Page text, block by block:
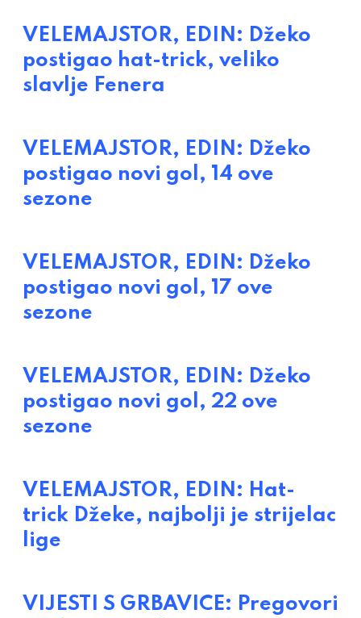
VELEMAJSTOR, EDIN: Džeko
postigao hat-trick, veliko
slavlje Fenera
VELEMAJSTOR, EDIN: Džeko
postigao novi gol, 14 ove
sezone
VELEMAJSTOR, EDIN: Džeko
postigao novi gol, 17 ove
sezone
VELEMAJSTOR, EDIN: Džeko
postigao novi gol, 22 ove
sezone
VELEMAJSTOR, EDIN: Hat-
trick Džeke, najbolji je strijelac
lige
VIJESTI S GRBAVICE: Pregovori